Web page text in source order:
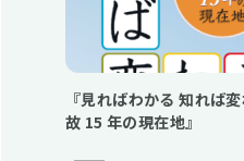
『見ればわかる 知れば
故 15 年の現在地』